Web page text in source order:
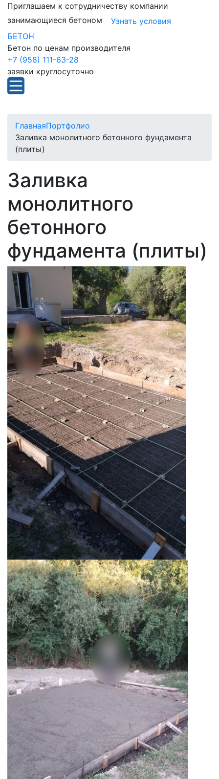
Приглашаем к сотрудничеству компании
занимающиеся бетоном
Узнать условия
БЕТОН
Бетон по ценам производителя
+7 (958) 111-63-28
заявки круглосуточно
ГлавнаяПортфолио
Заливка монолитного бетонного фундамента
(плиты)
Заливка
монолитного
бетонного
фундамента (плиты)